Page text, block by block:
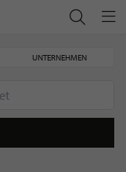
UNTERNEHMEN